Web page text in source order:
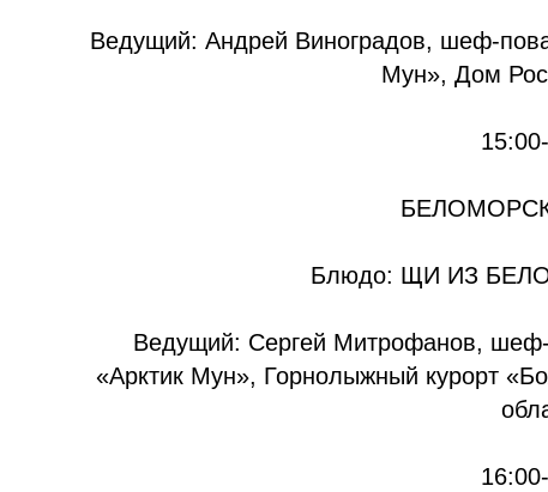
Ведущий: Андрей Виноградов, шеф-
Мун», Дом
Блюдо: ЩИ ИЗ
Ведущий: Сергей Митрофанов, шеф-
«Арктик Мун», Горнолыжный курорт